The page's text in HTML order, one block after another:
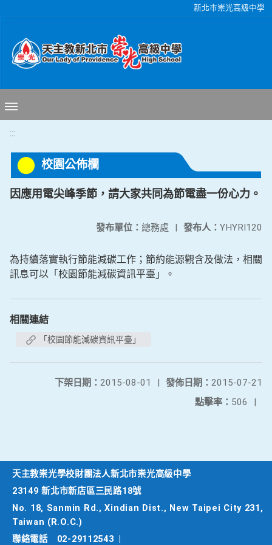
新北市崇光高級中學
:::
校園公佈欄
因應用電尖峰季節，請大家共同為節電盡一份心力。
發布人： YHYRI120
發布單位： 總務處 |
為持續落實執行節能減碳工作；節約能源觀含及做法，相關
訊息可以「校園節能減碳資訊平臺」。
相關連結
「校園節能減碳資訊平臺」
發佈日期： 2015-07-21
下架日期： 2015-08-01
|
點擊率： 506 |
天主教崇光學校財團法人新北市崇光高級中學
23149 新北市新店區三民路18號
No. 18, Sanmin Rd., Xindian Dist., New Taipei City 231,
Taiwan (R.O.C.)
聯絡電話
02-29112543